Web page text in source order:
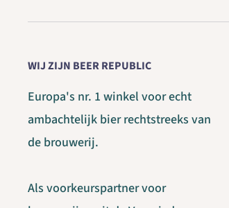
WIJ ZIJN BEER REPUBLIC
Europa's nr. 1 winkel voor echt
ambachtelijk bier rechtstreeks van
de brouwerij.
Als voorkeurspartner voor